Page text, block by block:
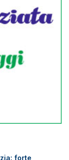
forte